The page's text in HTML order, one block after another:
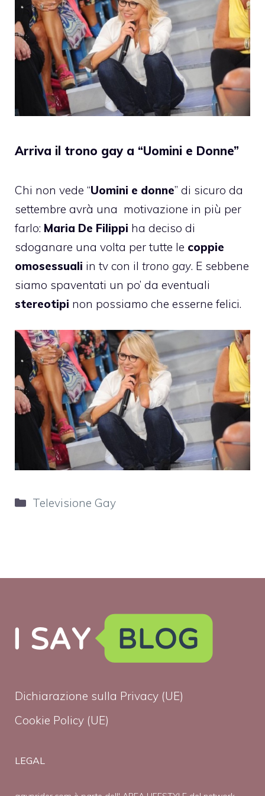
Arriva il trono gay a “Uomini e Donne”
Chi non vede “Uomini e donne” di sicuro da
settembre avrà una motivazione in più per
farlo: Maria De Filippi ha deciso di
sdoganare una volta per tutte le coppie
omosessuali in tv con il trono gay. E sebbene
siamo spaventati un po’ da eventuali
stereotipi non possiamo che esserne felici.
Categorie
Televisione Gay
Dichiarazione sulla Privacy (UE)
Cookie Policy (UE)
LEGAL